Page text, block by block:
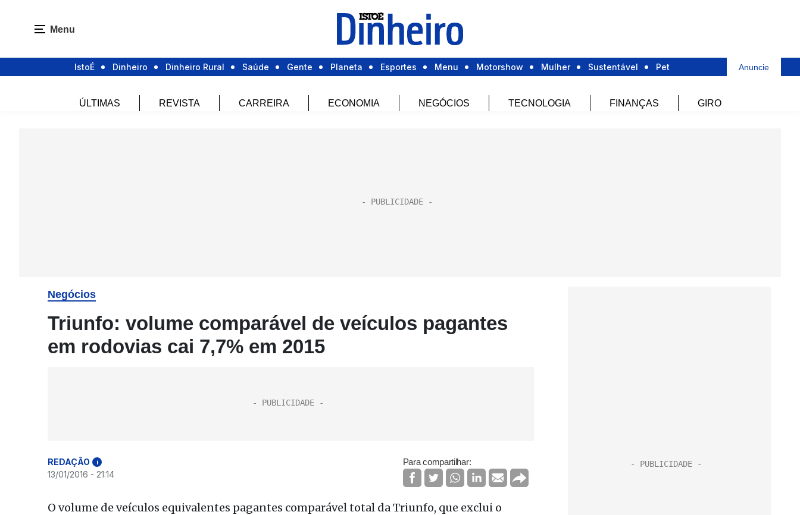
Menu
IstoÉ Dinheiro Dinheiro Rural Saúde Gente Planeta Esportes Menu Motorshow Mulher Sustentável Pet Anuncie
ÚLTIMAS REVISTA CARREIRA ECONOMIA NEGÓCIOS TECNOLOGIA FINANÇAS GIRO
Negócios
Triunfo: volume comparável de veículos pagantes
em rodovias cai 7,7% em 2015
REDAÇÃO i
13/01/2016 - 21:14
Para compartilhar:
O volume de veículos equivalentes pagantes comparável total da Triunfo, que exclui o